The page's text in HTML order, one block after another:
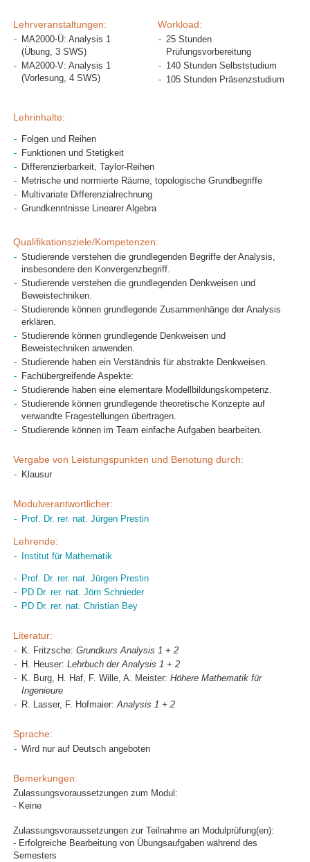
Lehrveranstaltungen:
MA2000-Ü: Analysis 1
(Übung, 3 SWS)
MA2000-V: Analysis 1
(Vorlesung, 4 SWS)
Workload:
25 Stunden
Prüfungsvorbereitung
140 Stunden Selbststudium
105 Stunden Präsenzstudium
Lehrinhalte:
Folgen und Reihen
Funktionen und Stetigkeit
Differenzierbarkeit, Taylor-Reihen
Metrische und normierte Räume, topologische Grundbegriffe
Multivariate Differenzialrechnung
Grundkenntnisse Linearer Algebra
Qualifikationsziele/Kompetenzen:
Studierende verstehen die grundlegenden Begriffe der Analysis,
insbesondere den Konvergenzbegriff.
Studierende verstehen die grundlegenden Denkweisen und
Beweistechniken.
Studierende können grundlegende Zusammenhänge der Analysis
erklären.
Studierende können grundlegende Denkweisen und
Beweistechniken anwenden.
Studierende haben ein Verständnis für abstrakte Denkweisen.
Fachübergreifende Aspekte:
Studierende haben eine elementare Modellbildungskompetenz.
Studierende können grundlegende theoretische Konzepte auf
verwandte Fragestellungen übertragen.
Studierende können im Team einfache Aufgaben bearbeiten.
Vergabe von Leistungspunkten und Benotung durch:
Klausur
Modulverantwortlicher:
Prof. Dr. rer. nat. Jürgen Prestin
Lehrende:
Institut für Mathematik
Prof. Dr. rer. nat. Jürgen Prestin
PD Dr. rer. nat. Jörn Schnieder
PD Dr. rer. nat. Christian Bey
Literatur:
K. Fritzsche: Grundkurs Analysis 1 + 2
H. Heuser: Lehrbuch der Analysis 1 + 2
K. Burg, H. Haf, F. Wille, A. Meister: Höhere Mathematik für
Ingenieure
R. Lasser, F. Hofmaier:Analysis 1 + 2
Sprache:
Wird nur auf Deutsch angeboten
Bemerkungen:
Zulassungsvoraussetzungen zum Modul:
- Keine
Zulassungsvoraussetzungen zur Teilnahme an Modulprüfung(en):
- Erfolgreiche Bearbeitung von Übungsaufgaben während des
Semesters